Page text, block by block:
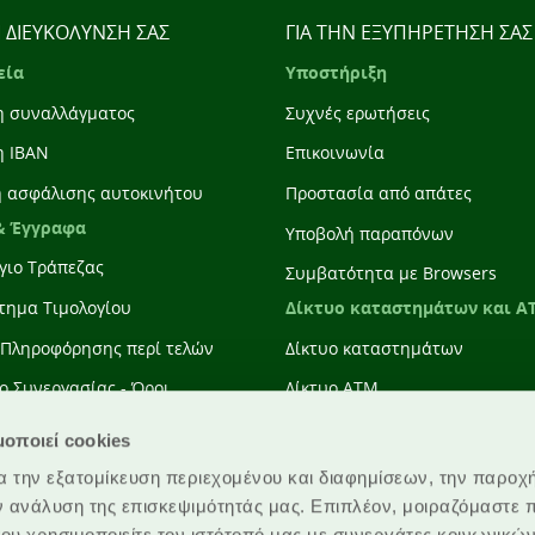
cookies
την εξατομίκευση περιεχομένου και διαφημίσεων, την
της επισκεψιμότητάς μας. Επιπλέον, μοιραζόμαστε
ΔΙΕΥΚΟΛΥΝΣΗ ΣΑΣ
συναλλάγματος
IBAN
ασφάλισης αυτοκινήτου
Έγγραφα
Τράπεζας
Τιμολογίου
Πληροφόρησης περί τελών
Συνεργασίας - Όροι
Παροχής Υπηρεσιών
ΓΙΑ ΤΗΝ ΕΞΥΠΗΡΕΤΗΣΗ ΣΑΣ
Υποστήριξη
Συχνές ερωτήσεις
Επικοινωνία
Προστασία από απάτες
Υποβολή παραπόνων
Συμβατότητα με Browsers
Δίκτυο καταστημάτων και
Δίκτυο καταστημάτων
Δίκτυο ATM